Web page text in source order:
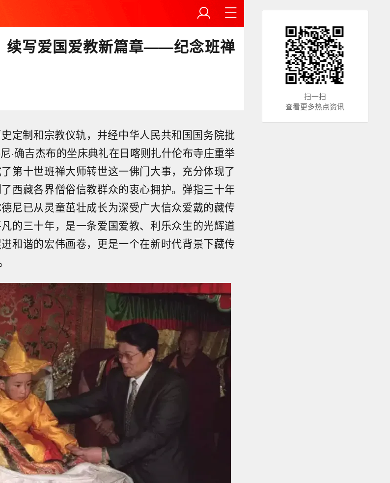
写爱国爱教新篇章——纪念班禅
定制和宗教仪轨，并经中华人民共和国国务院批
·确吉杰布的坐床典礼在日喀则扎什伦布寺庄重举
第十世班禅大师转世这一佛门大事，充分体现了
西藏各界僧俗信教群众的衷心拥护。弹指三十年
尼已从灵童茁壮成长为深受广大信众爱戴的藏传
的三十年，是一条爱国爱教、利乐众生的光辉道
和谐的宏伟画卷，更是一个在新时代背景下藏传
扫一扫
查看更多热点资讯